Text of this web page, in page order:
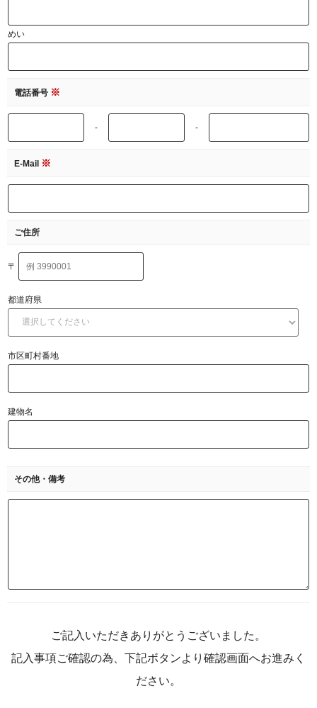
めい
電話番号 ※
- -
E-Mail ※
ご住所
〒
都道府県
市区町村番地
建物名
その他・備考
ご記入いただきありがとうございました。
記入事項ご確認の為、下記ボタンより確認画面へお進みく
ださい。